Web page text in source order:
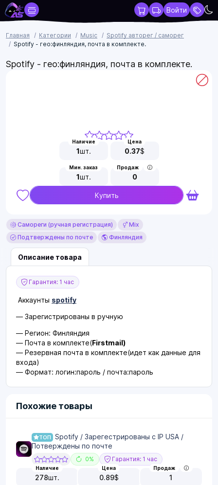
Войти
Главная Категории Music
Spotify авторег / саморег
Spotify - гео:финляндия, почта в комплекте.
Spotify - гео:финляндия, почта в комплекте.
Наличие
1шт.
Цена
0.37$
Мин. заказ
1шт.
Продаж
0
Купить
Самореги (ручная регистрация)
Mix
Подтверждены по почте
Финляндия
Описание товара
Гарантия: 1 час
Аккаунты spotify
— Зарегистрированы в ручную
— Регион: Финляндия
— Почта в комплекте(Firstmail)
— Резервная почта в комплекте(идет как данные для
входа)
— Формат: логин:пароль / почта:пароль
Похожие товары
ТОП
Spotify / Зарегестрированы с IP USA /
Потверждены по почте
0% Гарантия: 1 час
Наличие
278шт.
Цена
0.89$
Продаж
1